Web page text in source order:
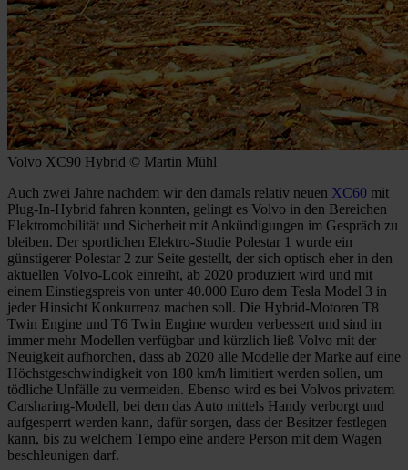
Volvo XC90 Hybrid © Martin Mühl
Auch zwei Jahre nachdem wir den damals relativ neuen XC60 mit
Plug-In-Hybrid fahren konnten, gelingt es Volvo in den Bereichen
Elektromobilität und Sicherheit mit Ankündigungen im Gespräch zu
bleiben. Der sportlichen Elektro-Studie Polestar 1 wurde ein
günstigerer Polestar 2 zur Seite gestellt, der sich optisch eher in den
aktuellen Volvo-Look einreiht, ab 2020 produziert wird und mit
einem Einstiegspreis von unter 40.000 Euro dem Tesla Model 3 in
jeder Hinsicht Konkurrenz machen soll. Die Hybrid-Motoren T8
Twin Engine und T6 Twin Engine wurden verbessert und sind in
immer mehr Modellen verfügbar und kürzlich ließ Volvo mit der
Neuigkeit aufhorchen, dass ab 2020 alle Modelle der Marke auf eine
Höchstgeschwindigkeit von 180 km/h limitiert werden sollen, um
tödliche Unfälle zu vermeiden. Ebenso wird es bei Volvos privatem
Carsharing-Modell, bei dem das Auto mittels Handy verborgt und
aufgesperrt werden kann, dafür sorgen, dass der Besitzer festlegen
kann, bis zu welchem Tempo eine andere Person mit dem Wagen
beschleunigen darf.